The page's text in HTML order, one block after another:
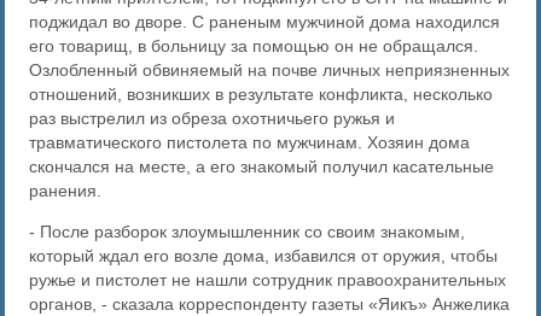
поджидал во дворе. С раненым мужчиной дома находился
его товарищ, в больницу за помощью он не обращался.
Озлобленный обвиняемый на почве личных неприязненных
отношений, возникших в результате конфликта, несколько
раз выстрелил из обреза охотничьего ружья и
травматического пистолета по мужчинам. Хозяин дома
скончался на месте, а его знакомый получил касательные
ранения.
- После разборок злоумышленник со своим знакомым,
который ждал его возле дома, избавился от оружия, чтобы
ружье и пистолет не нашли сотрудник правоохранительных
органов, - сказала корреспонденту газеты «Яикъ» Анжелика